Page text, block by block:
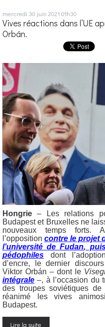
mercredi 30 juin 2021 01h30
Vives réactions dans l’UE
Orbán.
Hongrie– Les relations
Budapest et Bruxelles ne
nouveaux temps forts.
l’opposition contre le projet
l’université de Fudan,
pédophiles dont
d’encre, le dernier
Viktor Orbán – dont le
intégrale –, à l’occasion du
des troupes soviétiques
réanimé les vives
Budapest.
Lire la suite